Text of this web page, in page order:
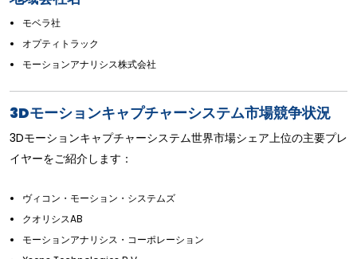
モベラ社
オプティトラック
モーションアナリシス株式会社
3Dモーションキャプチャーシステム市場競争状況
3Dモーションキャプチャーシステム世界市場シェア上位の主要プレ
イヤーをご紹介します：
ヴィコン・モーション・システムズ
クオリシスAB
モーションアナリシス・コーポレーション